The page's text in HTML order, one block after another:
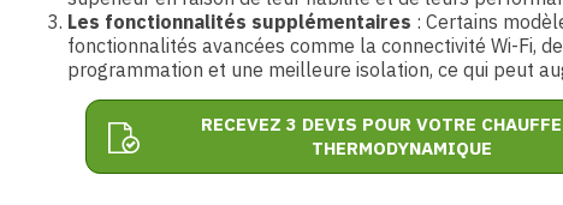
Les fonctionnalités supplémentaires : Certains
fonctionnalités avancées comme la connectivité Wi-Fi,
programmation et une meilleure isolation, ce qui peut
RECEVEZ 3 DEVIS POUR VOTRE
THERMODYNAMIQUE